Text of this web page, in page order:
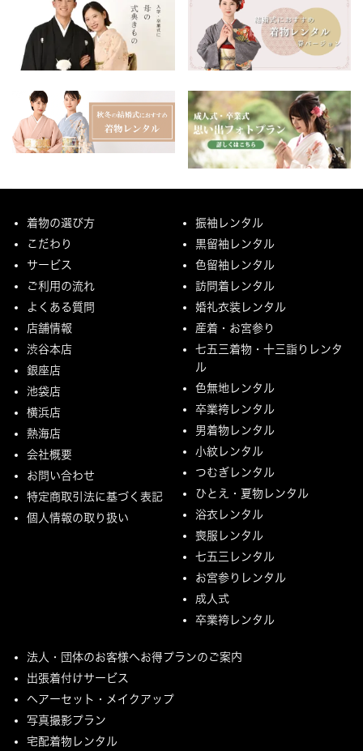
着物の選び方
こだわり
サービス
ご利用の流れ
よくある質問
店舗情報
渋谷本店
銀座店
池袋店
横浜店
熱海店
会社概要
お問い合わせ
特定商取引法に基づく表記
個人情報の取り扱い
振袖レンタル
黒留袖レンタル
色留袖レンタル
訪問着レンタル
婚礼衣装レンタル
産着・お宮参り
七五三着物・十三詣りレンタ
ル
色無地レンタル
卒業袴レンタル
男着物レンタル
小紋レンタル
つむぎレンタル
ひとえ・夏物レンタル
浴衣レンタル
喪服レンタル
七五三レンタル
お宮参りレンタル
成人式
卒業袴レンタル
法人・団体のお客様へお得プランのご案内
出張着付けサービス
ヘアーセット・メイクアップ
写真撮影プラン
宅配着物レンタル